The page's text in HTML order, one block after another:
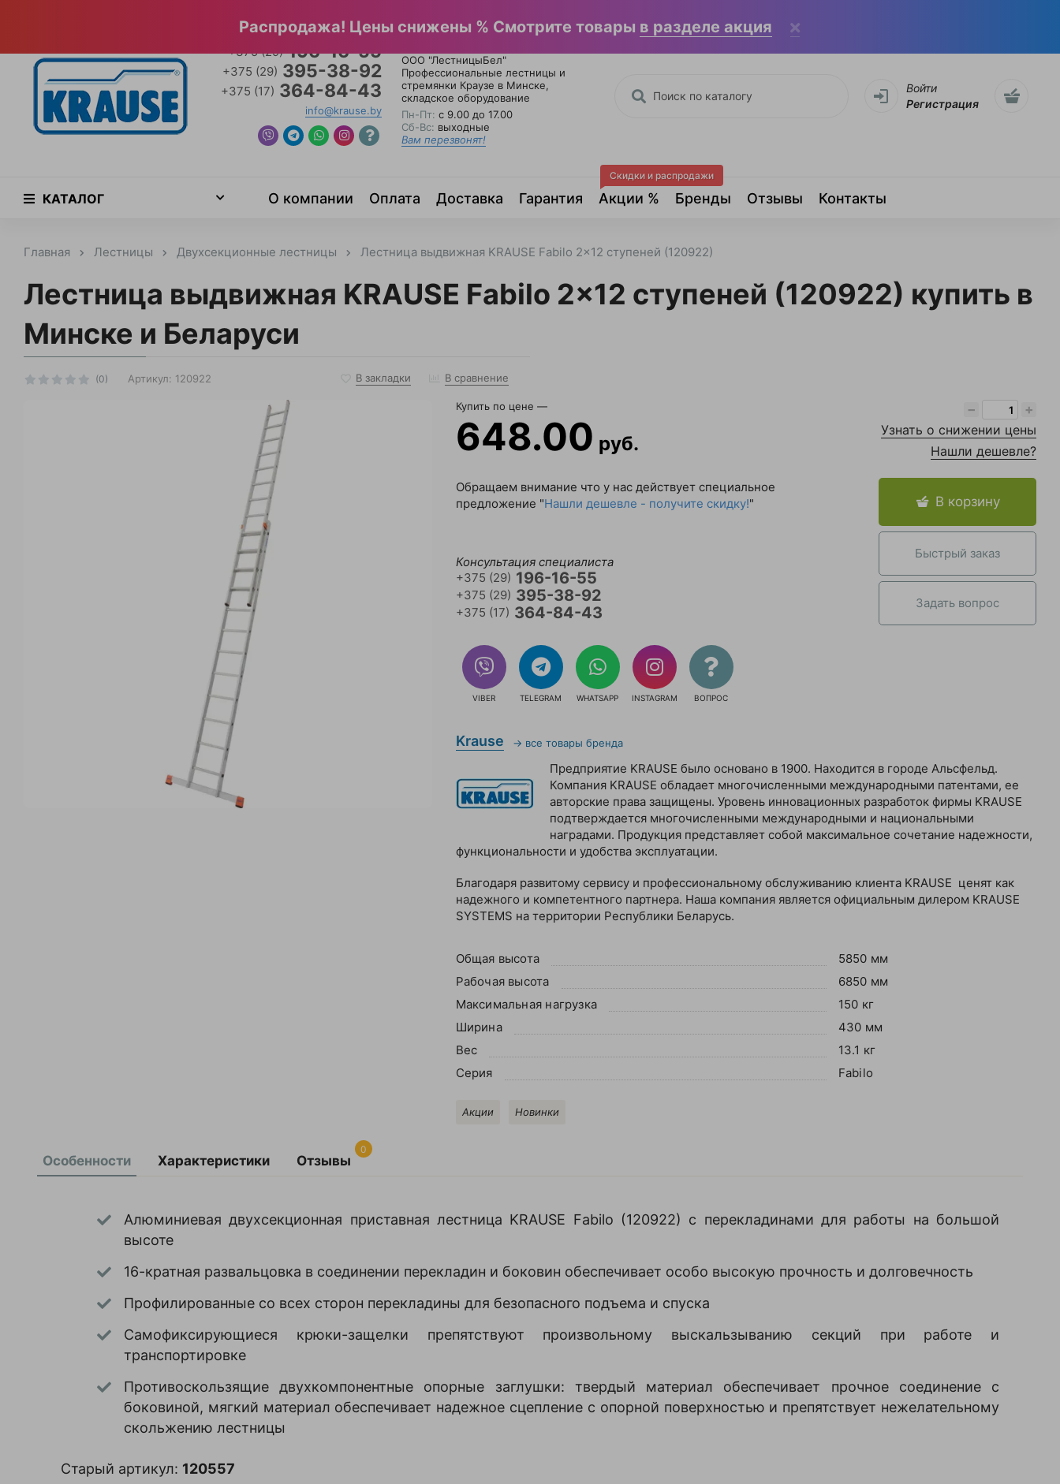
+375 (29) 196-16-55
+375 (29) 395-38-92
+375 (17) 364-84-43
info@krause.by
ООО "ЛестницыБел"
Профессиональные лестницы и
стремянки Краузе в Минске,
складское оборудование
Пн-Пт: с 9.00 до 17.00
Сб-Вс: выходные
Вам перезвонят!
Войти
Регистрация
КАТАЛОГ О компании Оплата Доставка Гарантия Акции %
Скидки и распродажи
Бренды Отзывы Контакты
Главная Лестницы Двухсекционные лестницы Лестница выдвижная KRAUSE Fabilo 2x12 ступеней (120922)
Лестница выдвижная KRAUSE Fabilo 2x12 ступеней (120922) купить в
Минске и Беларуси
(0) Артикул: 120922 В закладки В сравнение
Купить по цене —
648.00 руб.
Обращаем внимание что у нас действует специальное
предложение "Нашли дешевле - получите скидку!"
Консультация специалиста
+375 (29) 196-16-55
+375 (29) 395-38-92
+375 (17) 364-84-43
VIBER TELEGRAM WHATSAPP INSTAGRAM ВОПРОС
−
+
Узнать о снижении цены
Нашли дешевле?
В корзину
Быстрый заказ
Задать вопрос
Krause → все товары бренда
Предприятие KRAUSE было основано в 1900. Находится в городе Альсфельд.
Компания KRAUSE обладает многочисленными международными патентами, ее
авторские права защищены. Уровень инновационных разработок фирмы KRAUSE
подтверждается многочисленными международными и национальными
наградами. Продукция представляет собой максимальное сочетание надежности,
функциональности и удобства эксплуатации.
Благодаря развитому сервису и профессиональному обслуживанию клиента KRAUSE ценят как
надежного и компетентного партнера. Наша компания является официальным дилером KRAUSE
SYSTEMS на территории Республики Беларусь.
Общая высота
5850 мм
Рабочая высота
6850 мм
Максимальная нагрузка
150 кг
Ширина
430 мм
Вес
13.1 кг
Серия
Fabilo
Акции Новинки
Особенности Характеристики Отзывы
0
Алюминиевая двухсекционная приставная лестница KRAUSE Fabilo (120922) с перекладинами для работы на большой
высоте
16-кратная развальцовка в соединении перекладин и боковин обеспечивает особо высокую прочность и долговечность
Профилированные со всех сторон перекладины для безопасного подъема и спуска
Самофиксирующиеся крюки-защелки препятствуют произвольному выскальзыванию секций при работе и
транспортировке
Противоскользящие двухкомпонентные опорные заглушки: твердый материал обеспечивает прочное соединение с
боковиной, мягкий материал обеспечивает надежное сцепление с опорной поверхностью и препятствует нежелательному
скольжению лестницы
Старый артикул: 120557
Максимальная
СерияFabilo
отзыв
Распродажа! Цены снижены % Смотрите товары в разделе акция